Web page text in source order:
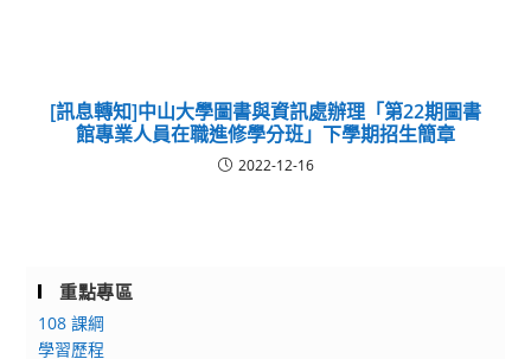
[訊息轉知]中山大學圖書與資訊處辦理「第22期圖書
館專業人員在職進修學分班」下學期招生簡章
2022-12-16
重點專區
108 課綱
學習歷程